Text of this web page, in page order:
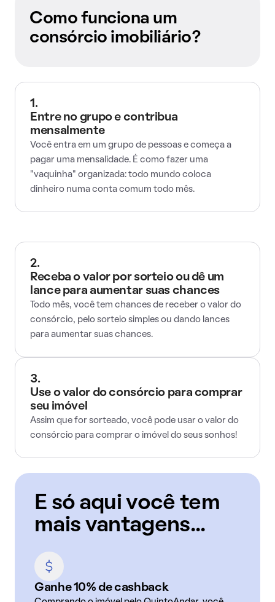
Como funciona um
consórcio imobiliário?
1.
Entre no grupo e contribua
mensalmente
Você entra em um grupo de pessoas e começa a
pagar uma mensalidade. É como fazer uma
"vaquinha" organizada: todo mundo coloca
dinheiro numa conta comum todo mês.
2.
Receba o valor por sorteio ou dê um
lance para aumentar suas chances
Todo mês, você tem chances de receber o valor do
consórcio, pelo sorteio simples ou dando lances
para aumentar suas chances.
3.
Use o valor do consórcio para comprar
seu imóvel
Assim que for sorteado, você pode usar o valor do
consórcio para comprar o imóvel do seus sonhos!
E só aqui você tem
mais vantagens...
Ganhe 10% de cashback